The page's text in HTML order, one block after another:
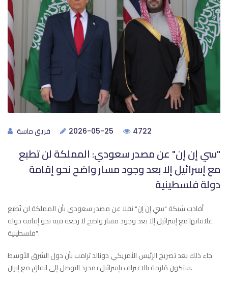
فريق ماسة 2026-05-25 4722
"سي إن إن" عن مصدر سعودي: المملكة لن تطبع
مع إسرائيل إلا بعد وجود مسار واضح نحو إقامة
دولة فلسطينية
أفادت شبكة "سي إن إن" نقلا عن مصدر سعودي بأن المملكة لن تُطبع
علاقاتها مع إسرائيل إلا بعد وجود مسار واضح لا رجعة فيه نحو إقامة دولة
فلسطينية".
جاء ذلك بعد تصريح الرئيس الأمريكي دونالد ترامب بأن دول الشرق الأوسط
ستكون مُلزمة بالاعتراف بإسرائيل بمجرد التوصل إلى اتفاق مع إيران.